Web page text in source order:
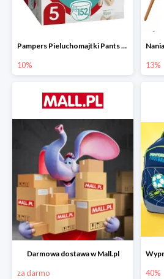
Pampers Pieluchomajtki Pants 5 (12-17 kg) 152 szt.
10% 13%
Darmowa dostawa w Mall.pl
za darmo 40%